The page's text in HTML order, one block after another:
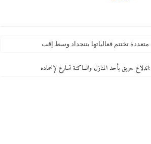
حريق بأحد المنازل والساكنة تسارع لإخماده